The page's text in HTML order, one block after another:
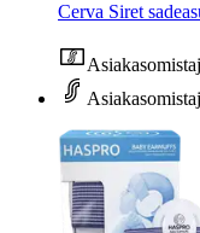
Cerva Siret